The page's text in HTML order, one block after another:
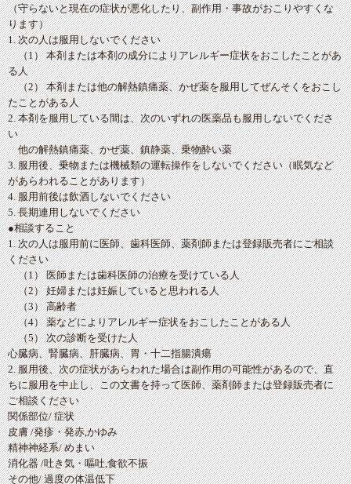
（守らないと現在の症状が悪化したり、副作用・事故がおこりやすくな
ります）
1. 次の人は服用しないでください
（1） 本剤または本剤の成分によりアレルギー症状をおこしたことがあ
る人
（2） 本剤または他の解熱鎮痛薬、かぜ薬を服用してぜんそくをおこし
たことがある人
2. 本剤を服用している間は、次のいずれの医薬品も服用しないでくださ
い
他の解熱鎮痛薬、かぜ薬、鎮静薬、乗物酔い薬
3. 服用後、乗物または機械類の運転操作をしないでください（眠気など
があらわれることがあります）
4. 服用前後は飲酒しないでください
5. 長期連用しないでください
●相談すること
1. 次の人は服用前に医師、歯科医師、薬剤師または登録販売者にご相談
ください
（1） 医師または歯科医師の治療を受けている人
（2） 妊婦または妊娠していると思われる人
（3） 高齢者
（4） 薬などによりアレルギー症状をおこしたことがある人
（5） 次の診断を受けた人
心臓病、腎臓病、肝臓病、胃・十二指腸潰瘍
2. 服用後、次の症状があらわれた場合は副作用の可能性があるので、直
ちに服用を中止し、この文書を持って医師、薬剤師または登録販売者に
ご相談ください
関係部位/ 症状
皮膚 /発疹・発赤,かゆみ
精神神経系/ めまい
消化器 /吐き気・嘔吐,食欲不振
その他/ 過度の体温低下